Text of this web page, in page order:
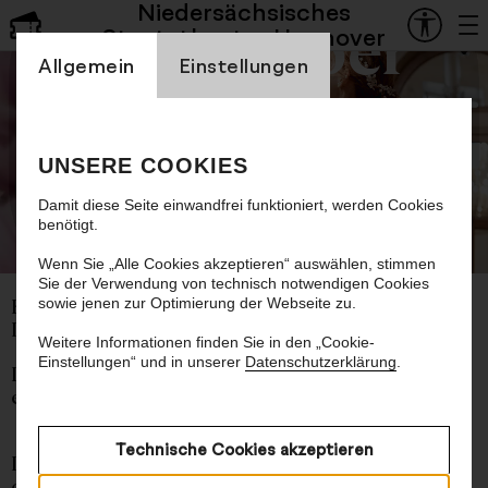
Einstellung Cookienbanner
Allgemein
Einstellungen
UNSERE COOKIES
Damit diese Seite einwandfrei funktioniert, werden Cookies
benötigt.
Wenn Sie „Alle Cookies akzeptieren“ auswählen, stimmen
Sie der Verwendung von technisch notwendigen Cookies
sowie jenen zur Optimierung der Webseite zu.
Weitere Informationen finden Sie in den „Cookie-
Einstellungen“ und in unserer Datenschutzerklärung
Technische Cookies akzeptieren
Niedersächsisches
Staatstheater Hannover
Staatsoper
Komische Oper von Gioachino Rossini
Libretto von Jacopo Ferretti
In italienischer Sprache mit deutschen und
englischen Übertiteln
Der alte Traum: Am Ende meint es die Welt